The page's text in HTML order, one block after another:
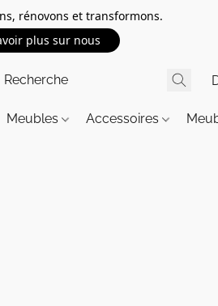
rénovons et transformons.
plus sur nous
Meubles Accessoires